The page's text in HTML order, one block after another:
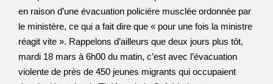
en raison d’une évacuation policière musclée ordonnée par
le ministère, ce qui a fait dire que « pour une fois la ministre
réagit vite ». Rappelons d’ailleurs que deux jours plus tôt,
mardi 18 mars à 6h00 du matin, c’est avec l’évacuation
violente de près de 450 jeunes migrants qui occupaient